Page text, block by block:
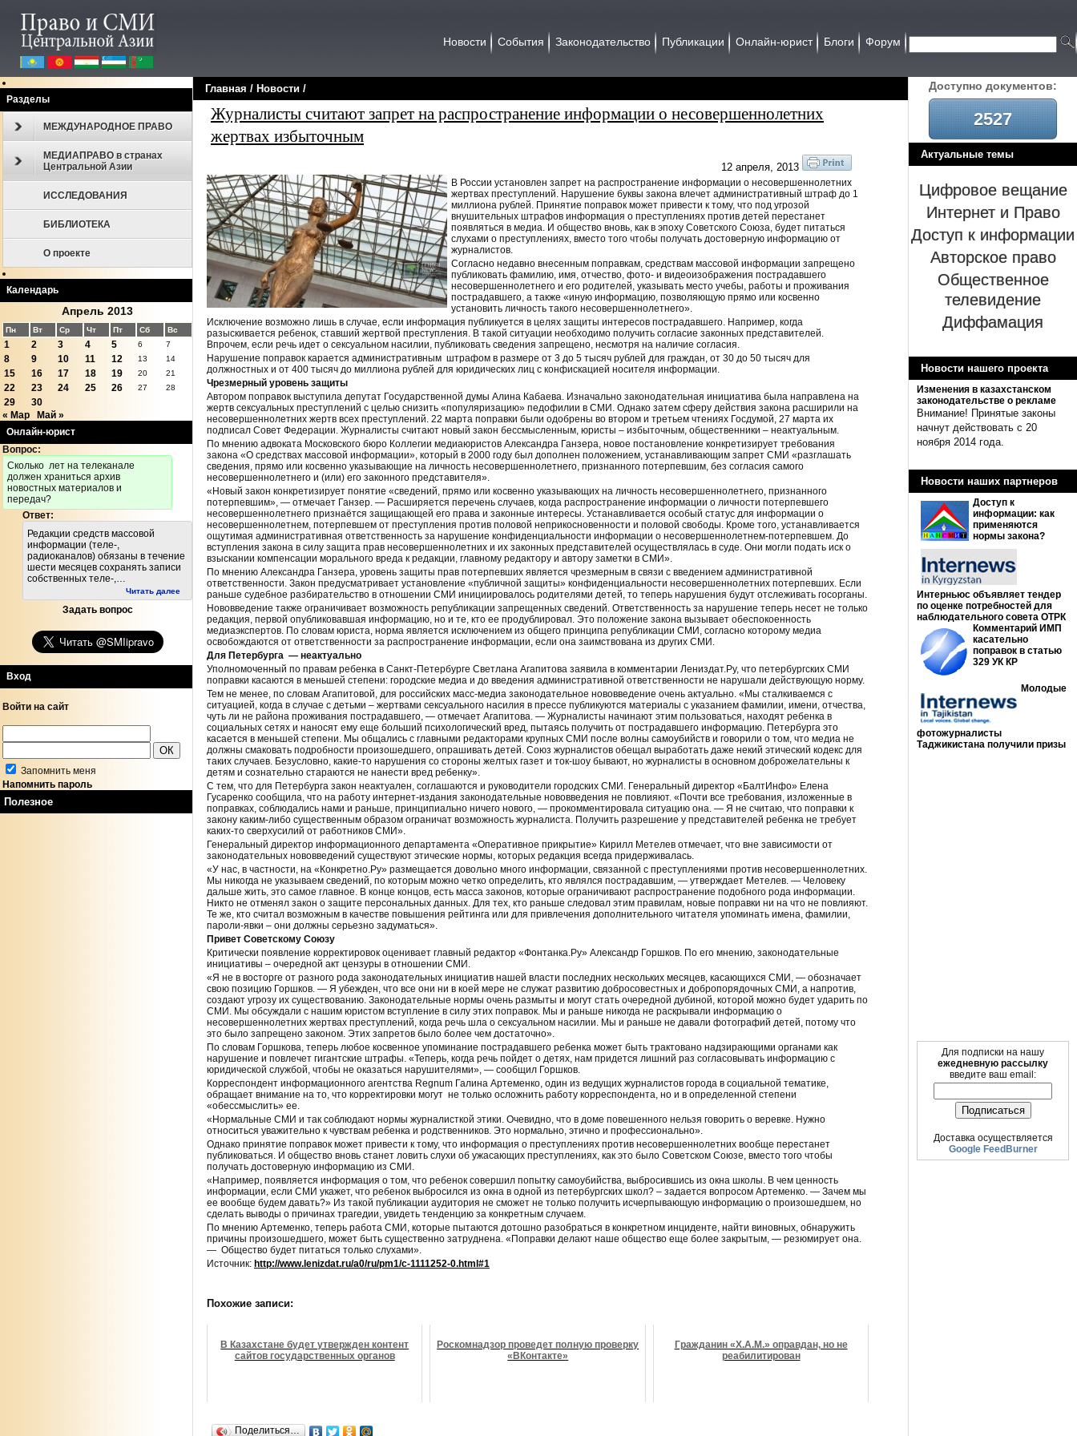
Новости События Законодательство Публикации Онлайн-юрист Блоги Форум
Доcтупно документов:
2527
Актуальные темы
Цифровое вещание
Интернет и Право
Доступ к информации
Авторское право
Общественное
телевидение
Диффамация
Новости нашего проекта
Изменения в казахстанском
законодательстве о рекламе
Внимание! Принятые законы
начнут действовать с 20
ноября 2014 года.
Новости наших партнеров
Доступ к
информации: как
применяются
нормы закона?
Интерньюс объявляет тендер
по оценке потребностей для
наблюдательного совета ОТРК
Комментарий ИМП
касательно
поправок в статью
329 УК КР
Молодые
фотожурналисты
Таджикистана получили призы
Для подписки на нашу
ежедневную рассылку
введите ваш email:
Доставка осуществляется
Google FeedBurner
Разделы
МЕЖДУНАРОДНОЕ ПРАВО
МЕДИАПРАВО в странах
Центральной Азии
ИССЛЕДОВАНИЯ
БИБЛИОТЕКА
О проекте
Календарь
Апрель 2013
Пн Вт Ср Чт Пт Сб Вс
1 2 3 4 5 6 7
8 9 10 11 12 13 14
15 16 17 18 19 20 21
22 23 24 25 26 27 28
29
30
« Мар
Май »
Онлайн-юрист
Вопрос:
Cколько лет на телеканале
должен храниться архив
новостных материалов и
передач?
Ответ:
Редакции средств массовой
информации (теле-,
радиоканалов) обязаны в течение
шести месяцев сохранять записи
собственных теле-,…
Читать далее
Задать вопрос
Вход
Войти на сайт
Запомнить меня
Напомнить пароль
Полезное
Главная / Новости /
Журналисты считают запрет на распространение информации о несовершеннолетних
жертвах избыточным
12 апреля, 2013
В России установлен запрет на распространение информации о несовершеннолетних
жертвах преступлений. Нарушение буквы закона влечет административный штраф до 1
миллиона рублей. Принятие поправок может привести к тому, что под угрозой
внушительных штрафов информация о преступлениях против детей перестанет
появляться в медиа. И общество вновь, как в эпоху Советского Союза, будет питаться
слухами о преступлениях, вместо того чтобы получать достоверную информацию от
журналистов.
Согласно недавно внесенным поправкам, средствам массовой информации запрещено
публиковать фамилию, имя, отчество, фото- и видеоизображения пострадавшего
несовершеннолетнего и его родителей, указывать место учебы, работы и проживания
пострадавшего, а также «иную информацию, позволяющую прямо или косвенно
установить личность такого несовершеннолетнего».
Исключение возможно лишь в случае, если информация публикуется в целях защиты интересов пострадавшего. Например, когда
разыскивается ребенок, ставший жертвой преступления. В такой ситуации необходимо получить согласие законных представителей.
Впрочем, если речь идет о сексуальном насилии, публиковать сведения запрещено, несмотря на наличие согласия.
Нарушение поправок карается административным штрафом в размере от 3 до 5 тысяч рублей для граждан, от 30 до 50 тысяч для
должностных и от 400 тысяч до миллиона рублей для юридических лиц с конфискацией носителя информации.
Чрезмерный уровень защиты
Автором поправок выступила депутат Государственной думы Алина Кабаева. Изначально законодательная инициатива была направлена на
жертв сексуальных преступлений с целью снизить «популяризацию» педофилии в СМИ. Однако затем сферу действия закона расширили на
несовершеннолетних жертв всех преступлений. 22 марта поправки были одобрены во втором и третьем чтениях Госдумой, 27 марта их
подписал Совет Федерации. Журналисты считают новый закон бессмысленным, юристы – избыточным, общественники – неактуальным.
По мнению адвоката Московского бюро Коллегии медиаюристов Александра Ганзера, новое постановление конкретизирует требования
закона «О средствах массовой информации», который в 2000 году был дополнен положением, устанавливающим запрет СМИ «разглашать
сведения, прямо или косвенно указывающие на личность несовершеннолетнего, признанного потерпевшим, без согласия самого
несовершеннолетнего и (или) его законного представителя».
«Новый закон конкретизирует понятие «сведений, прямо или косвенно указывающих на личность несовершеннолетнего, признанного
потерпевшим», — отмечает Ганзер. — Расширяется перечень случаев, когда распространение информации о личности потерпевшего
несовершеннолетнего признаётся защищающей его права и законные интересы. Устанавливается особый статус для информации о
несовершеннолетнем, потерпевшем от преступления против половой неприкосновенности и половой свободы. Кроме того, устанавливается
ощутимая административная ответственность за нарушение конфиденциальности информации о несовершеннолетнем-потерпевшем. До
вступления закона в силу защита прав несовершеннолетних и их законных представителей осуществлялась в суде. Они могли подать иск о
взыскании компенсации морального вреда к редакции, главному редактору и автору заметки в СМИ».
По мнению Александра Ганзера, уровень защиты прав потерпевших является чрезмерным в связи с введением административной
ответственности. Закон предусматривает установление «публичной защиты» конфиденциальности несовершеннолетних потерпевших. Если
раньше судебное разбирательство в отношении СМИ инициировалось родителями детей, то теперь нарушения будут отслеживать госорганы.
Нововведение также ограничивает возможность републикации запрещенных сведений. Ответственность за нарушение теперь несет не только
редакция, первой опубликовавшая информацию, но и те, кто ее продублировал. Это положение закона вызывает обеспокоенность
медиаэкспертов. По словам юриста, норма является исключением из общего принципа републикации СМИ, согласно которому медиа
освобождаются от ответственности за распространение информации, если она заимствована из других СМИ.
Для Петербурга — неактуально
Уполномоченный по правам ребенка в Санкт-Петербурге Светлана Агапитова заявила в комментарии Лениздат.Ру, что петербургских СМИ
поправки касаются в меньшей степени: городские медиа и до введения административной ответственности не нарушали действующую норму.
Тем не менее, по словам Агапитовой, для российских масс-медиа законодательное нововведение очень актуально. «Мы сталкиваемся с
ситуацией, когда в случае с детьми – жертвами сексуального насилия в прессе публикуются материалы с указанием фамилии, имени, отчества,
чуть ли не района проживания пострадавшего, — отмечает Агапитова. — Журналисты начинают этим пользоваться, находят ребенка в
социальных сетях и наносят ему еще больший психологический вред, пытаясь получить от пострадавшего информацию. Петербурга это
касается в меньшей степени. Мы общались с главными редакторами крупных СМИ после волны самоубийств и говорили о том, что медиа не
должны смаковать подробности произошедшего, опрашивать детей. Союз журналистов обещал выработать даже некий этический кодекс для
таких случаев. Безусловно, какие-то нарушения со стороны желтых газет и ток-шоу бывают, но журналисты в основном доброжелательны к
детям и сознательно стараются не нанести вред ребенку».
С тем, что для Петербурга закон неактуален, соглашаются и руководители городских СМИ. Генеральный директор «БалтИнфо» Елена
Гусаренко сообщила, что на работу интернет-издания законодательные нововведения не повлияют. «Почти все требования, изложенные в
поправках, соблюдались нами и раньше, принципиально ничего нового, — прокомментировала ситуацию она. — Я не считаю, что поправки к
закону каким-либо существенным образом ограничат возможность журналиста. Получить разрешение у представителей ребенка не требует
каких-то сверхусилий от работников СМИ».
Генеральный директор информационного департамента «Оперативное прикрытие» Кирилл Метелев отмечает, что вне зависимости от
законодательных нововведений существуют этические нормы, которых редакция всегда придерживалась.
«У нас, в частности, на «Конкретно.Ру» размещается довольно много информации, связанной с преступлениями против несовершеннолетних.
Мы никогда не указываем сведений, по которым можно четко определить, кто являлся пострадавшим, — утверждает Метелев. — Человеку
дальше жить, это самое главное. В конце концов, есть масса законов, которые ограничивают распространение подобного рода информации.
Никто не отменял закон о защите персональных данных. Для тех, кто раньше следовал этим правилам, новые поправки ни на что не повлияют.
Те же, кто считал возможным в качестве повышения рейтинга или для привлечения дополнительного читателя упоминать имена, фамилии,
пароли-явки – они должны серьезно задуматься».
Привет Советскому Союзу
Критически появление корректировок оценивает главный редактор «Фонтанка.Ру» Александр Горшков. По его мнению, законодательные
инициативы – очередной акт цензуры в отношении СМИ.
«Я не в восторге от разного рода законодательных инициатив нашей власти последних нескольких месяцев, касающихся СМИ, — обозначает
свою позицию Горшков. — Я убежден, что все они ни в коей мере не служат развитию добросовестных и добропорядочных СМИ, а напротив,
создают угрозу их существованию. Законодательные нормы очень размыты и могут стать очередной дубиной, которой можно будет ударить по
СМИ. Мы обсуждали с нашим юристом вступление в силу этих поправок. Мы и раньше никогда не раскрывали информацию о
несовершеннолетних жертвах преступлений, когда речь шла о сексуальном насилии. Мы и раньше не давали фотографий детей, потому что
это было запрещено законом. Этих запретов было более чем достаточно».
По словам Горшкова, теперь любое косвенное упоминание пострадавшего ребенка может быть трактовано надзирающими органами как
нарушение и повлечет гигантские штрафы. «Теперь, когда речь пойдет о детях, нам придется лишний раз согласовывать информацию с
юридической службой, чтобы не оказаться нарушителями», — сообщил Горшков.
Корреспондент информационного агентства Regnum Галина Артеменко, один из ведущих журналистов города в социальной тематике,
обращает внимание на то, что корректировки могут не только осложнить работу корреспондента, но и в определенной степени
«обессмыслить» ее.
«Нормальные СМИ и так соблюдают нормы журналисткой этики. Очевидно, что в доме повешенного нельзя говорить о веревке. Нужно
относиться уважительно к чувствам ребенка и родственников. Это нормально, этично и профессионально».
Однако принятие поправок может привести к тому, что информация о преступлениях против несовершеннолетних вообще перестанет
публиковаться. И общество вновь станет ловить слухи об ужасающих преступлениях, как это было Советском Союзе, вместо того чтобы
получать достоверную информацию из СМИ.
«Например, появляется информация о том, что ребенок совершил попытку самоубийства, выбросившись из окна школы. В чем ценность
информации, если СМИ укажет, что ребенок выбросился из окна в одной из петербургских школ? – задается вопросом Артеменко. — Зачем мы
ее вообще будем давать?» Из такой публикации аудитория не сможет не только получить исчерпывающую информацию о произошедшем, но
сделать выводы о причинах трагедии, увидеть тенденцию за конкретным случаем.
По мнению Артеменко, теперь работа СМИ, которые пытаются дотошно разобраться в конкретном инциденте, найти виновных, обнаружить
причины произошедшего, может быть существенно затруднена. «Поправки делают наше общество еще более закрытым, — резюмирует она.
— Общество будет питаться только слухами».
Источник: http://www.lenizdat.ru/a0/ru/pm1/c-1111252-0.html#1
Похожие записи:
В Казахстане будет утвержден контент
сайтов государственных органов
Роскомнадзор проведет полную проверку
«ВКонтакте»
Гражданин «Х.А.М.» оправдан, но не
реабилитирован
Поделиться…